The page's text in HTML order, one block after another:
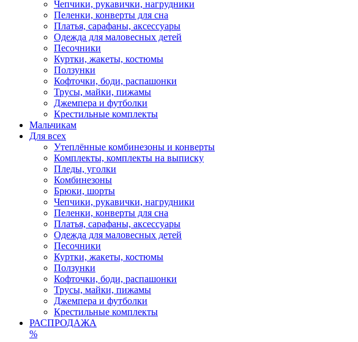
Чепчики, рукавички, нагрудники
Пеленки, конверты для сна
Платья, сарафаны, аксессуары
Одежда для маловесных детей
Песочники
Куртки, жакеты, костюмы
Ползунки
Кофточки, боди, распашонки
Трусы, майки, пижамы
Джемпера и футболки
Крестильные комплекты
Мальчикам
Для всех
Утеплённые комбинезоны и конверты
Комплекты, комплекты на выписку
Пледы, уголки
Комбинезоны
Брюки, шорты
Чепчики, рукавички, нагрудники
Пеленки, конверты для сна
Платья, сарафаны, аксессуары
Одежда для маловесных детей
Песочники
Куртки, жакеты, костюмы
Ползунки
Кофточки, боди, распашонки
Трусы, майки, пижамы
Джемпера и футболки
Крестильные комплекты
РАСПРОДАЖА
%